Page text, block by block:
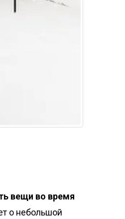
вещи во время
о небольшой